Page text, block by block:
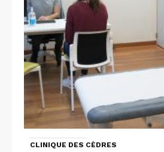
CLINIQUE DES CÈDRES